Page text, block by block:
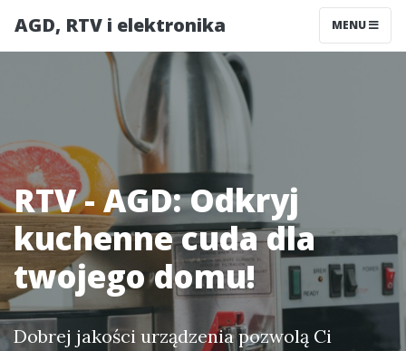
AGD, RTV i elektronika MENU
RTV - AGD: Odkryj
kuchenne cuda dla
twojego domu!
Dobrej jakości urządzenia pozwolą Ci